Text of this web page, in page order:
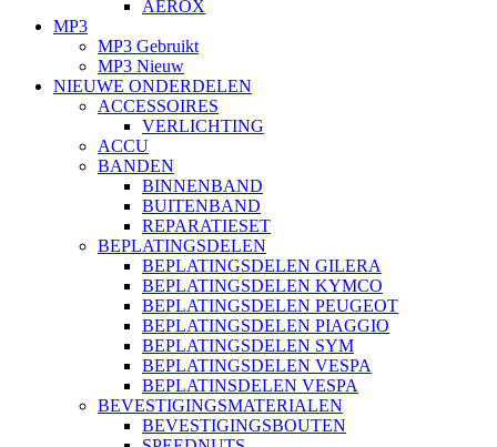
AEROX
MP3
MP3 Gebruikt
MP3 Nieuw
NIEUWE ONDERDELEN
ACCESSOIRES
VERLICHTING
ACCU
BANDEN
BINNENBAND
BUITENBAND
REPARATIESET
BEPLATINGSDELEN
BEPLATINGSDELEN GILERA
BEPLATINGSDELEN KYMCO
BEPLATINGSDELEN PEUGEOT
BEPLATINGSDELEN PIAGGIO
BEPLATINGSDELEN SYM
BEPLATINGSDELEN VESPA
BEPLATINSDELEN VESPA
BEVESTIGINGSMATERIALEN
BEVESTIGINGSBOUTEN